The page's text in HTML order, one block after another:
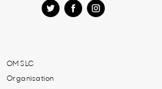
OM SLC
Organisation